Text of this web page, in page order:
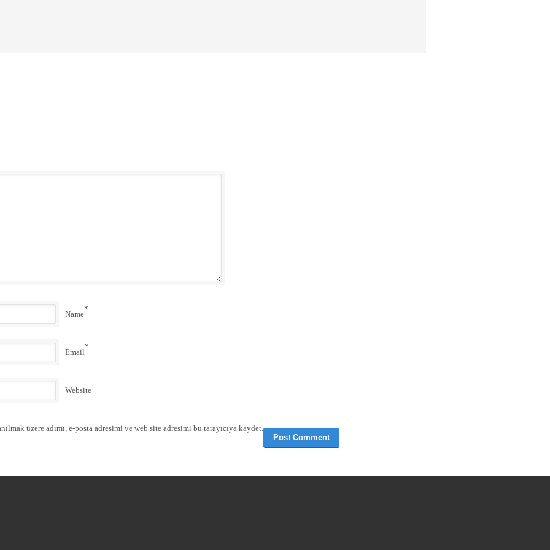
Name
*
Email
*
Website
üzere adımı, e-posta adresimi ve web site adresimi bu tarayıcıya kaydet.